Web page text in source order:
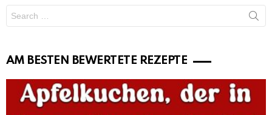
for:
AM BESTEN BEWERTETE REZEPTE